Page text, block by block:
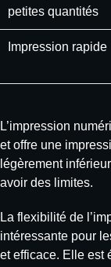
petites quantités
Impression rapide
L’impression
et offre une
légèrement
avoir des limites.
La flexibilité de
intéressante pour
et efficace. Elle est